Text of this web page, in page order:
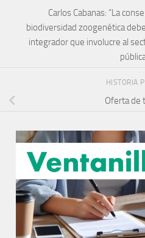
Carlos Cabanas: “La
biodiversidad zoogenética
integrador que involucre al
HISTORIA
Oferta de